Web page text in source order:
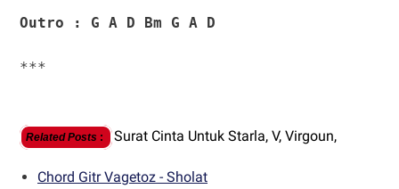
Outro : G A D Bm G A D
***
Related Posts : Surat Cinta Untuk Starla, V, Virgoun,
Chord Gitr Vagetoz - Sholat